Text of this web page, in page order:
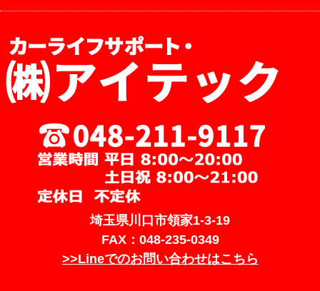
埼玉県川口市領家1-3-19
FAX：048-235-0349
>>Lineでのお問い合わせはこちら